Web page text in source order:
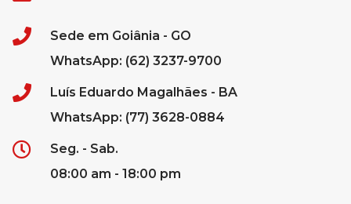
Sede em Goiânia - GO
WhatsApp: (62) 3237-9700
Luís Eduardo Magalhães - BA
WhatsApp: (77) 3628-0884
Seg. - Sab.
08:00 am - 18:00 pm